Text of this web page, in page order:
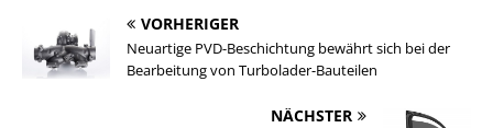
VORHERIGER
Neuartige PVD-Beschichtung bewährt sich bei der
Bearbeitung von Turbolader-Bauteilen
NÄCHSTER